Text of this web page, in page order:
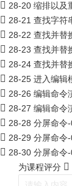
28-20 缩排以及
28-21 查找字符
28-22 查找并替
28-23 查找并替
28-24 查找并替
28-25 进入编辑
28-26 编辑命令
28-27 编辑命令
28-28 分屏命令
28-29 分屏命令
28-30 分屏命令
为课程评分